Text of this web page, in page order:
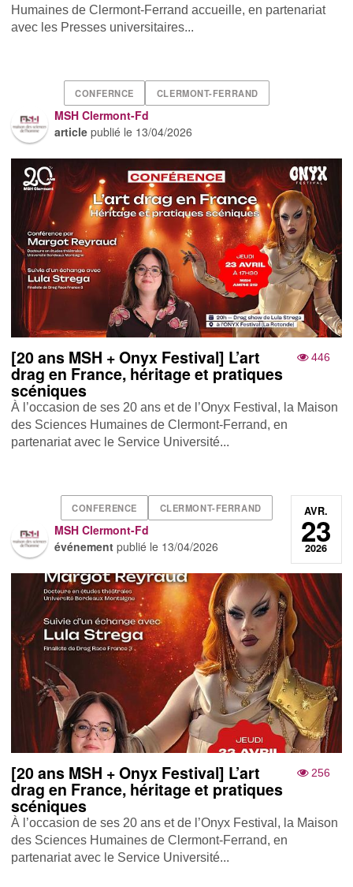
Humaines de Clermont-Ferrand accueille, en partenariat
avec les Presses universitaires...
CONFERNCE CLERMONT-FERRAND
MSH Clermont-Fd
article publié le 13/04/2026
446
[20 ans MSH + Onyx Festival] L’art
drag en France, héritage et pratiques
scéniques
À l’occasion de ses 20 ans et de l’Onyx Festival, la Maison
des Sciences Humaines de Clermont-Ferrand, en
partenariat avec le Service Université...
CONFERENCE CLERMONT-FERRAND
MSH Clermont-Fd
événement publié le 13/04/2026
AVR.
23
2026
256
[20 ans MSH + Onyx Festival] L’art
drag en France, héritage et pratiques
scéniques
À l’occasion de ses 20 ans et de l’Onyx Festival, la Maison
des Sciences Humaines de Clermont-Ferrand, en
partenariat avec le Service Université...